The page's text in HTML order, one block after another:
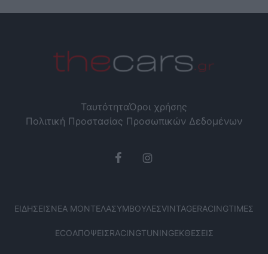
ΤαυτότηταΌροι χρήσης
Πολιτική Προστασίας Προσωπικών Δεδομένων
ΕΙΔΉΣΕΙΣΝΈΑ ΜΟΝΤΈΛΑΣΥΜΒΟΥΛΈΣVINTAGERACINGΤΙΜΈΣ
ECOΑΠΌΨΕΙΣRACINGTUNINGΕΚΘΈΣΕΙΣ